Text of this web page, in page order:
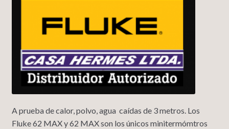
A prueba de calor, polvo, agua caídas de 3 metros. Los
Fluke 62 MAX y 62 MAX son los únicos minitermómtros